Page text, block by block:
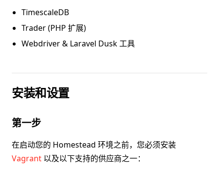
TimescaleDB
Trader (PHP 扩展)
Webdriver & Laravel Dusk 工具
安装和设置
第一步
在启动您的 Homestead 环境之前，您必须安装
Vagrant 以及以下支持的供应商之一：